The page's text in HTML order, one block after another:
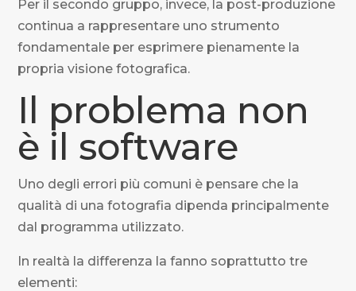
Per il secondo gruppo, invece, la post-produzione
continua a rappresentare uno strumento
fondamentale per esprimere pienamente la
propria visione fotografica.
Il problema non
è il software
Uno degli errori più comuni è pensare che la
qualità di una fotografia dipenda principalmente
dal programma utilizzato.
In realtà la differenza la fanno soprattutto tre
elementi: